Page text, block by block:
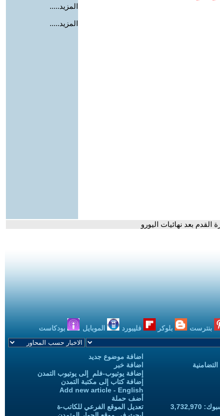
المزيد.....
المزيد.....
بعد نهائيات اليورو
بنترست بلوكر فليبورد الموبايل بودكاست
اضافة موضوع جديد
اضافة خبر
إضافة يوتيوب-فلم إلى يوتيوب التمدن
إضافة كتاب إلى مكتبة التمدن
Add new article - English
أضف حملة
تعديل الموقع الفرعي للكاتب-ة